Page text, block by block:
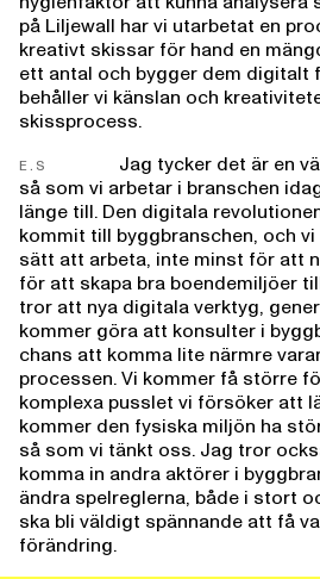
på Liljewall har vi utarbetat en
kreativt skissar för hand en
ett antal och bygger dem digitalt
behåller vi känslan och
skissprocess.
E.S
Jag tycker det är en
så som vi arbetar i branschen
länge till. Den digitala
kommit till byggbranschen, och
sätt att arbeta, inte minst för att
för att skapa bra boendemiljöer
tror att nya digitala verktyg,
kommer göra att konsulter i
chans att komma lite närmre
processen. Vi kommer få större
komplexa pusslet vi försöker att
kommer den fysiska miljön ha
så som vi tänkt oss. Jag tror
komma in andra aktörer i
ändra spelreglerna, både i stort
ska bli väldigt spännande att få
förändring.